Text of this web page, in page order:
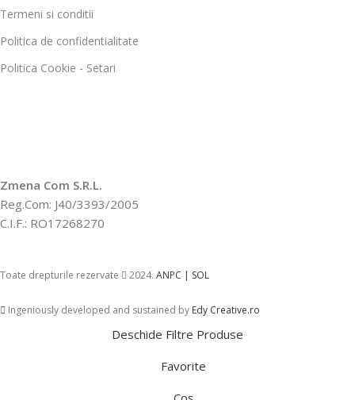
Termeni si conditii
Politica de confidentialitate
Politica Cookie - Setari
Zmena Com S.R.L.
Reg.Com: J40/3393/2005
C.I.F.: RO17268270
Toate drepturile rezervate 2024. ANPC | SOL
Ingeniously developed and sustained by Edy Creative.ro
Deschide Filtre Produse
Favorite